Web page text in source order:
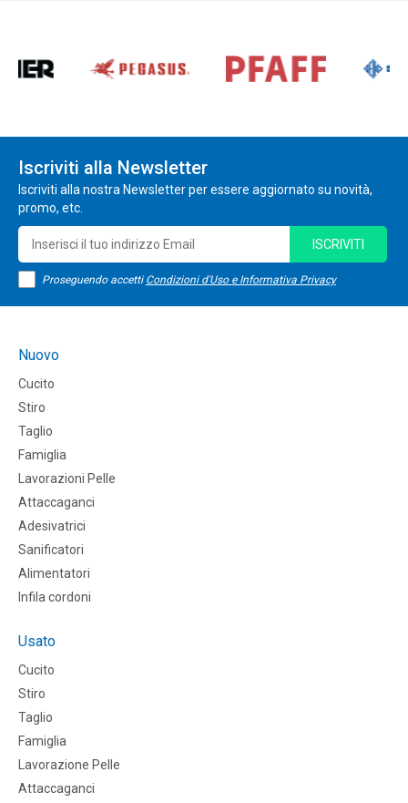
Iscriviti alla Newsletter
Iscriviti alla nostra Newsletter per essere aggiornato su novità,
promo, etc.
Proseguendo accetti Condizioni d'Uso e Informativa Privacy
ISCRIVITI
Nuovo
Cucito
Stiro
Taglio
Famiglia
Lavorazioni Pelle
Attaccaganci
Adesivatrici
Sanificatori
Alimentatori
Infila cordoni
Usato
Cucito
Stiro
Taglio
Famiglia
Lavorazione Pelle
Attaccaganci